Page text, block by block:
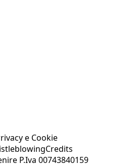
e Cookie
Credits
P.Iva 00743840159